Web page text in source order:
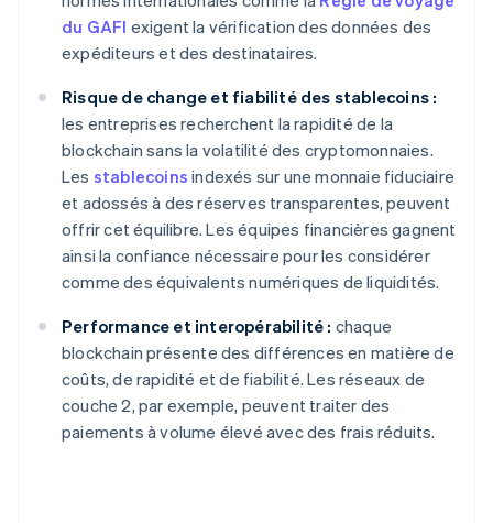
du GAFI exigent la vérification des données des
expéditeurs et des destinataires.
Risque de change et fiabilité des stablecoins :
les entreprises recherchent la rapidité de la
blockchain sans la volatilité des cryptomonnaies.
Les stablecoins indexés sur une monnaie fiduciaire
et adossés à des réserves transparentes, peuvent
offrir cet équilibre. Les équipes financières gagnent
ainsi la confiance nécessaire pour les considérer
comme des équivalents numériques de liquidités.
Performance et interopérabilité : chaque
blockchain présente des différences en matière de
coûts, de rapidité et de fiabilité. Les réseaux de
couche 2, par exemple, peuvent traiter des
paiements à volume élevé avec des frais réduits.